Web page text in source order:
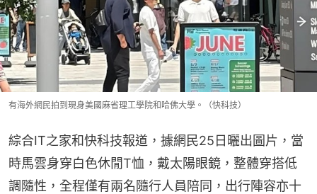
有海外網民拍到現身美國麻省理工學院和哈佛大學。（快科技）
綜合IT之家和快科技報道，據網民25日曬出圖片，當
時馬雲身穿白色休閒T恤，戴太陽眼鏡，整體穿搭低
調隨性，全程僅有兩名隨行人員陪同，出行陣容亦十